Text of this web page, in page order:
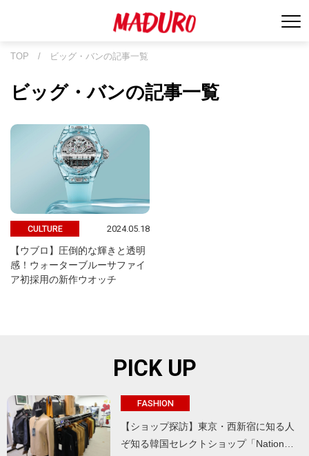
TOP / ビッグ・バンの記事一覧
ビッグ・バンの記事一覧
CULTURE 2024.05.18
【ウブロ】圧倒的な輝きと透明
感！ウォーターブルーサファイ
ア初採用の新作ウオッチ
PICK UP
FASHION
【ショップ探訪】東京・西新宿に知る人
ぞ知る韓国セレクトショップ「Nation…